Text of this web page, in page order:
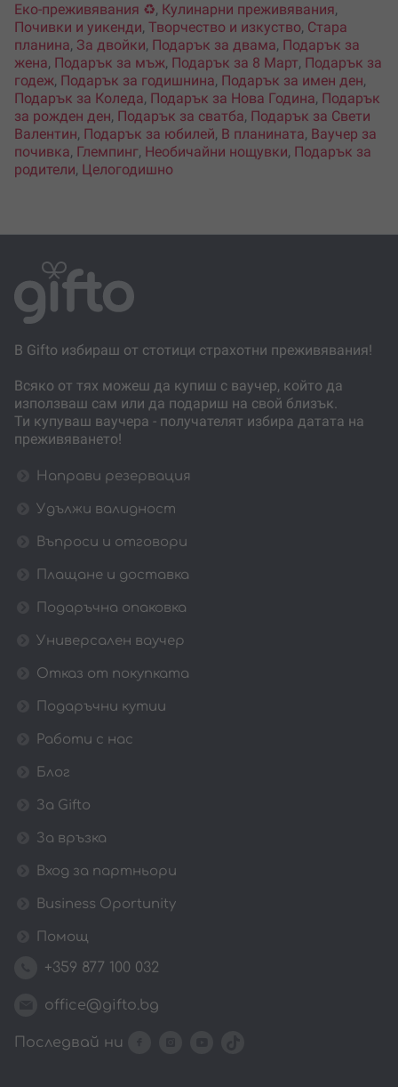
Еко-преживявания ♻️, Кулинарни преживявания,
Почивки и уикенди, Творчество и изкуство, Стара
планина, За двойки, Подарък за двама, Подарък за
жена, Подарък за мъж, Подарък за 8 Март, Подарък за
годеж, Подарък за годишнина, Подарък за имен ден,
Подарък за Коледа, Подарък за Нова Година, Подарък
за рожден ден, Подарък за сватба, Подарък за Свети
Валентин, Подарък за юбилей, В планината, Ваучер за
почивка, Глемпинг, Необичайни нощувки, Подарък за
родители, Целогодишно
В Gifto избираш от стотици страхотни преживявания!
Всяко от тях можеш да купиш с ваучер, който да
използваш сам или да подариш на свой близък.
Ти купуваш ваучера - получателят избира датата на
преживяването!
Направи резервация
Удължи валидност
Въпроси и отговори
Плащане и доставка
Подаръчна опаковка
Универсален ваучер
Отказ от покупката
Подаръчни кутии
Работи с нас
Блог
За Gifto
За връзка
Вход за партньори
Business Oportunity
Помощ
+359 877 100 032
office@gifto.bg
Последвай ни